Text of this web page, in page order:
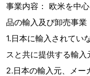
事業内容： 欧米を中
品の輸入及び卸売事業
1.日本に輸入されてい
スと共に提供する輸入
2.日本の輸入元、メー